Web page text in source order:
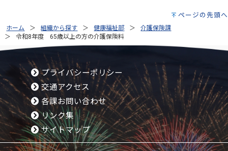
ページの先頭へ
ホーム 組織から探す 健康福祉部
介護保険課
令和8年度 65歳以上の方の介護保険料
プライバシーポリシー
交通アクセス
各課お問い合わせ
リンク集
サイトマップ